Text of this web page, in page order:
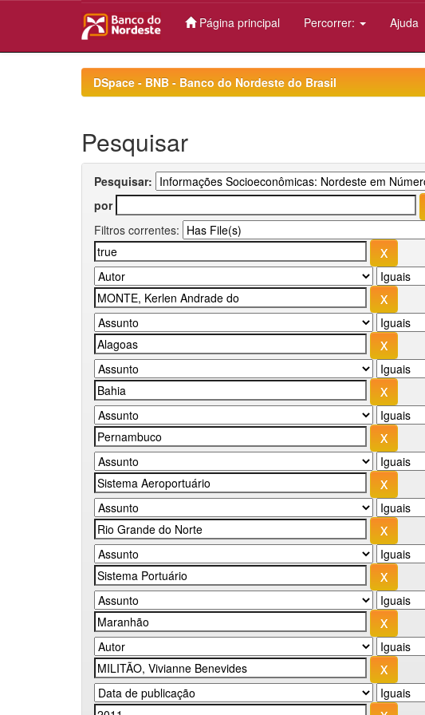
Página principal Percorrer: Ajuda
DSpace - BNB - Banco do Nordeste do Brasil
Pesquisar
Pesquisar:
por
Filtros correntes: